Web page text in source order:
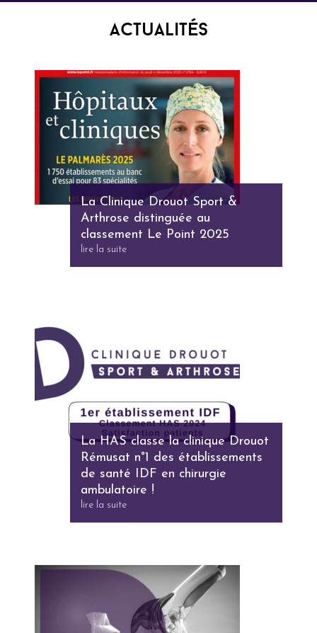
Actualités
La Clinique Drouot Sport &
Arthrose distinguée au
classement Le Point 2025
lire la suite
La HAS classe la clinique Drouot
Rémusat n°1 des établissements
de santé IDF en chirurgie
ambulatoire !
lire la suite